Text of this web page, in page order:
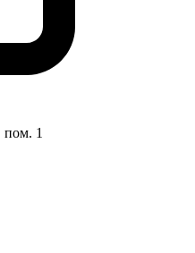
пом. 1